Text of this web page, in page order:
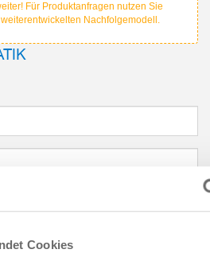
Cookies
Für Produktanfragen nutzen Sie
Nachfolgemodell.